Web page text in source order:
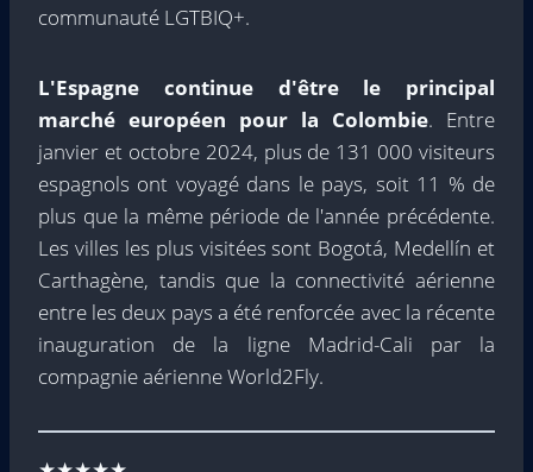
communauté LGTBIQ+.
L'Espagne continue d'être le principal
marché européen pour la Colombie. Entre
janvier et octobre 2024, plus de 131 000 visiteurs
espagnols ont voyagé dans le pays, soit 11 % de
plus que la même période de l'année précédente.
Les villes les plus visitées sont Bogotá, Medellín et
Carthagène, tandis que la connectivité aérienne
entre les deux pays a été renforcée avec la récente
inauguration de la ligne Madrid-Cali par la
compagnie aérienne World2Fly.